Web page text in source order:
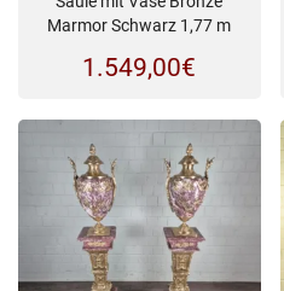
Marmor Schwarz 1,77 m
1.549,00€